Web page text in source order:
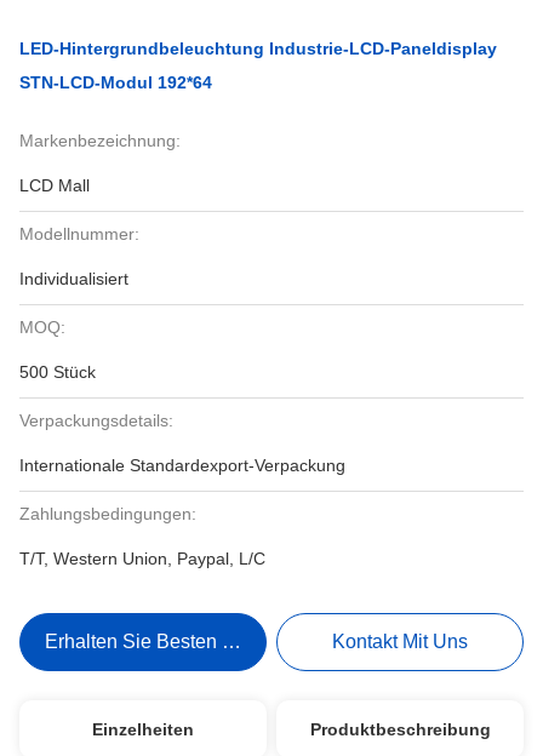
LED-Hintergrundbeleuchtung Industrie-LCD-Paneldisplay
STN-LCD-Modul 192*64
Markenbezeichnung:
LCD Mall
Modellnummer:
Individualisiert
MOQ:
500 Stück
Verpackungsdetails:
Internationale Standardexport-Verpackung
Zahlungsbedingungen:
T/T, Western Union, Paypal, L/C
Erhalten Sie Besten Preis Kontakt Mit Uns
Einzelheiten Produktbeschreibung